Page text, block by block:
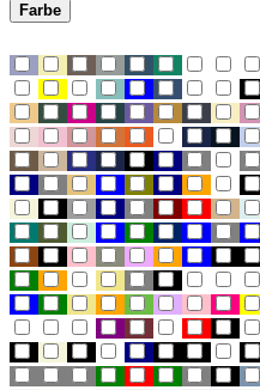
Farbe